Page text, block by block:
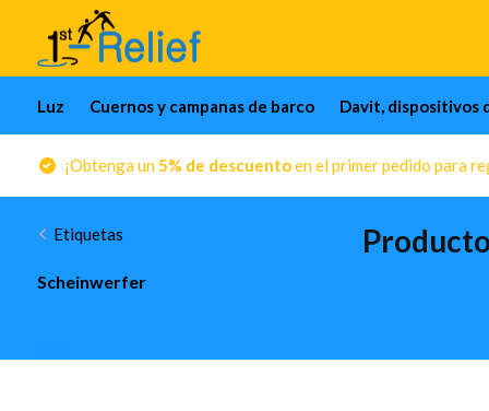
Luz Cuernos y campanas de barco Davit, dispositivos
¡Obtenga un5% de descuentoen el primer pedido para
Etiquetas
Scheinwerfer